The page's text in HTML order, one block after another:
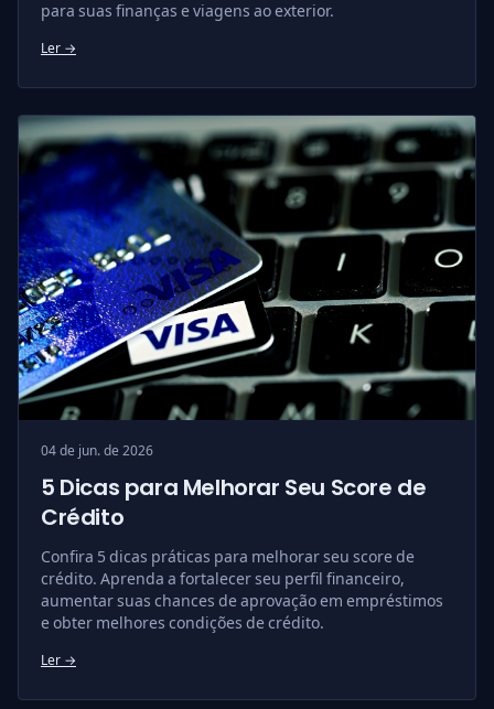
para suas finanças e viagens ao exterior.
Ler →
04 de jun. de 2026
5 Dicas para Melhorar Seu Score de
Crédito
Confira 5 dicas práticas para melhorar seu score de
crédito. Aprenda a fortalecer seu perfil financeiro,
aumentar suas chances de aprovação em empréstimos
e obter melhores condições de crédito.
Ler →